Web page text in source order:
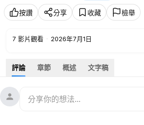
南美食 # 大自然的味道
按讚 分享 收藏 檢舉
7 影片觀看 · 2026年7月1日
評論 章節 概述 文字稿